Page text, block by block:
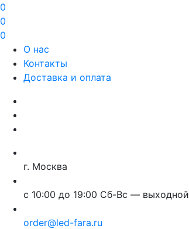
0
0
0
О нас
Контакты
Доставка и оплата
г. Москва
с 10:00 до 19:00 Сб-Вс — выходной
order@led-fara.ru